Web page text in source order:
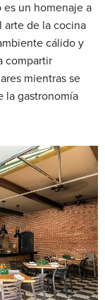
es un homenaje a
arte de la cocina
cálido y
compartir
mientras se
la gastronomía